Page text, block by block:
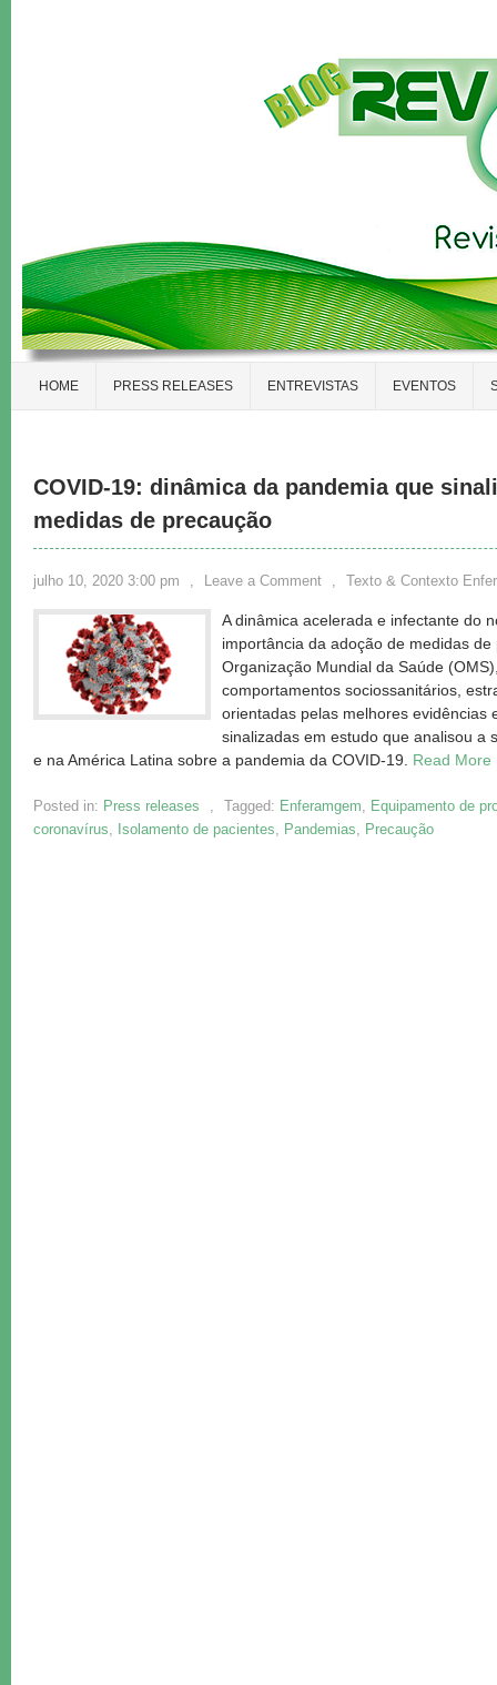
HOME PRESS RELEASES ENTREVISTAS EVENTOS
COVID-19: dinâmica da pandemia que
medidas de precaução
julho 10, 2020 3:00 pm , Leave a Comment , Texto & Contexto
A dinâmica acelerada e infectante do
importância da adoção de medidas
Organização Mundial da Saúde
comportamentos sociossanitários,
orientadas pelas melhores evidências
sinalizadas em estudo que analisou a
e na América Latina sobre a pandemia da COVID-19. Read
Posted in: Press releases , Tagged: Enferamgem, Equipamento de
coronavírus, Isolamento de pacientes, Pandemias, Precaução